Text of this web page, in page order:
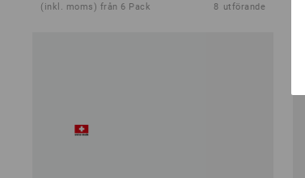
(inkl. moms) från 6 Pack 8 utförande